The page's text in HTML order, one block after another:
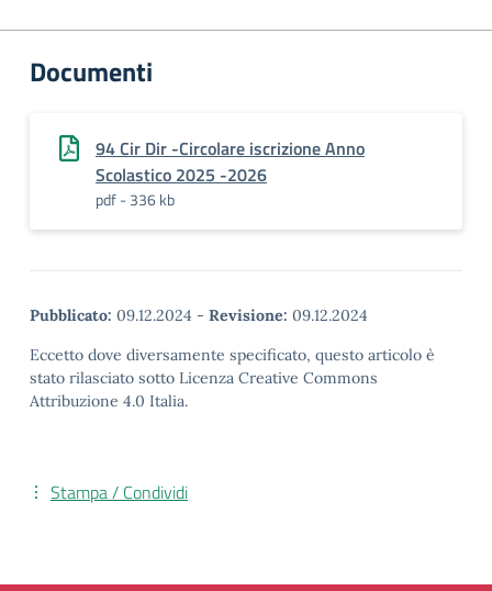
Documenti
94 Cir Dir -Circolare iscrizione Anno
Scolastico 2025 -2026
pdf - 336 kb
Pubblicato: 09.12.2024 - Revisione: 09.12.2024
Eccetto dove diversamente specificato, questo articolo è
stato rilasciato sotto Licenza Creative Commons
Attribuzione 4.0 Italia.
Stampa / Condividi